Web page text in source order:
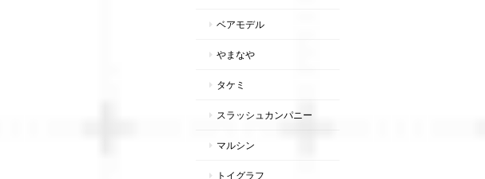
ベアモデル
やまなや
タケミ
スラッシュカンパニー
マルシン
トイグラフ